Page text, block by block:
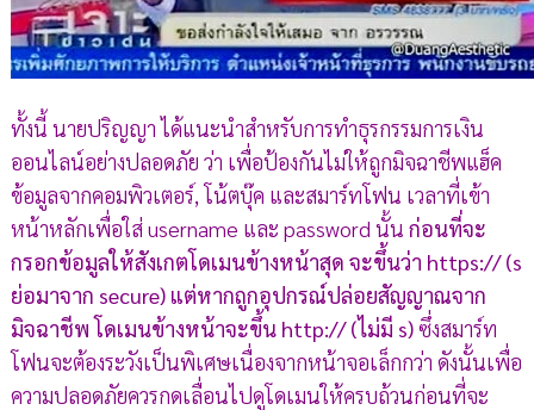
ทั้งนี้ นายปริญญา ได้แนะนำสำหรับการทำธุรกรรมการเงิน
ออนไลน์อย่างปลอดภัย ว่า เพื่อป้องกันไม่ให้ถูกมิจฉาชีพแฮ็ค
ข้อมูลจากคอมพิวเตอร์, โน้ตบุ๊ค และสมาร์ทโฟน เวลาที่เข้า
หน้าหลักเพื่อใส่ username และ password นั้น ก่อนที่จะ
กรอกข้อมูลให้สังเกตโดเมนข้างหน้าสุด จะขึ้นว่า https:// (s
ย่อมาจาก secure) แต่หากถูกอุปกรณ์ปล่อยสัญญาณจาก
มิจฉาชีพ โดเมนข้างหน้าจะขึ้น http:// (ไม่มี s)ซึ่งสมาร์ท
โฟนจะต้องระวังเป็นพิเศษเนื่องจากหน้าจอเล็กกว่า ดังนั้นเพื่อ
ความปลอดภัยควรกดเลื่อนไปดูโดเมนให้ครบถ้วนก่อนที่จะ